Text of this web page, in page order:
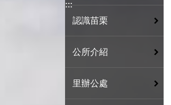
:::
認識苗栗
公所介紹
里辦公處